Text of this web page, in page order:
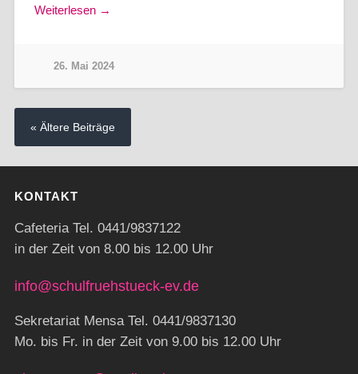
Weiterlesen →
26. Mai 2024
« Ältere Beiträge
KONTAKT
Cafeteria Tel. 0441/9837122
in der Zeit von 8.00 bis 12.00 Uhr
info@schulfruehstueck-ev.de
Sekretariat Mensa Tel. 0441/9837130
Mo. bis Fr. in der Zeit von 9.00 bis 12.00 Uhr